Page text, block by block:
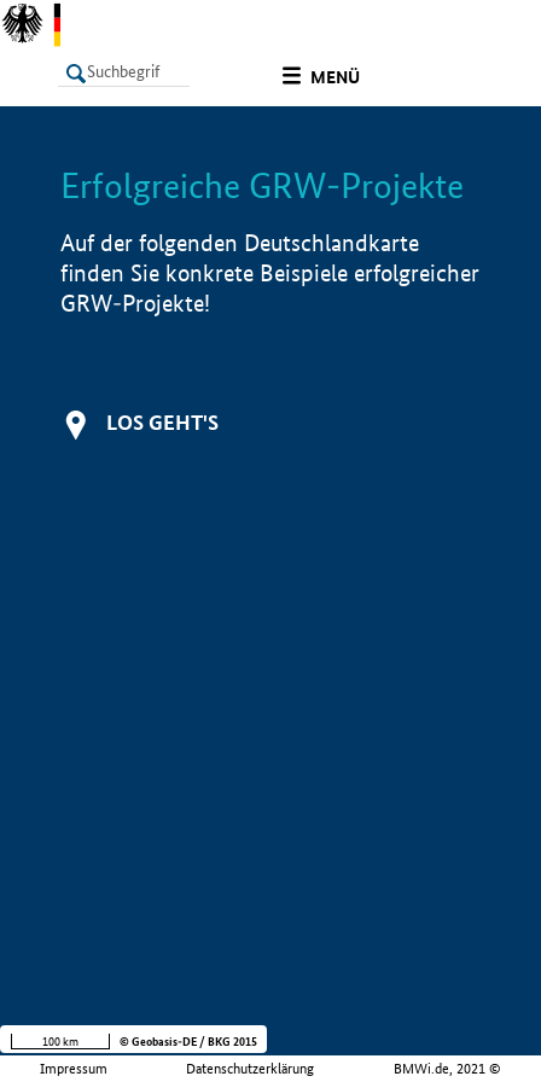
MENÜ
LISTE Info
Erfolgreiche GRW-Projekte
Auf der folgenden Deutschlandkarte
finden Sie konkrete Beispiele erfolgreicher
GRW-Projekte!
LOS GEHT'S
Impressum Datenschutzerklärung BMWi.de, 2021 ©
100 km © Geobasis-DE / BKG 2015